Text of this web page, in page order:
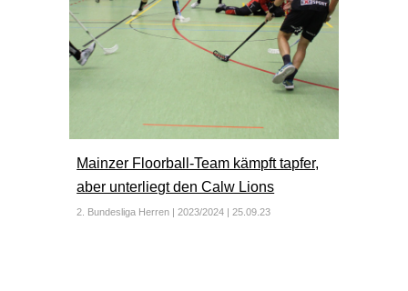
Mainzer Floorball-Team kämpft tapfer,
aber unterliegt den Calw Lions
2. Bundesliga Herren | 2023/2024 |25 .09.23